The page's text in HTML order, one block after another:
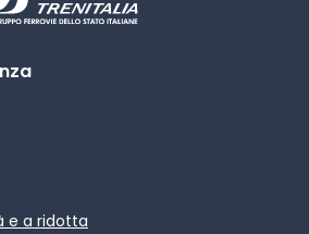
e a ridotta